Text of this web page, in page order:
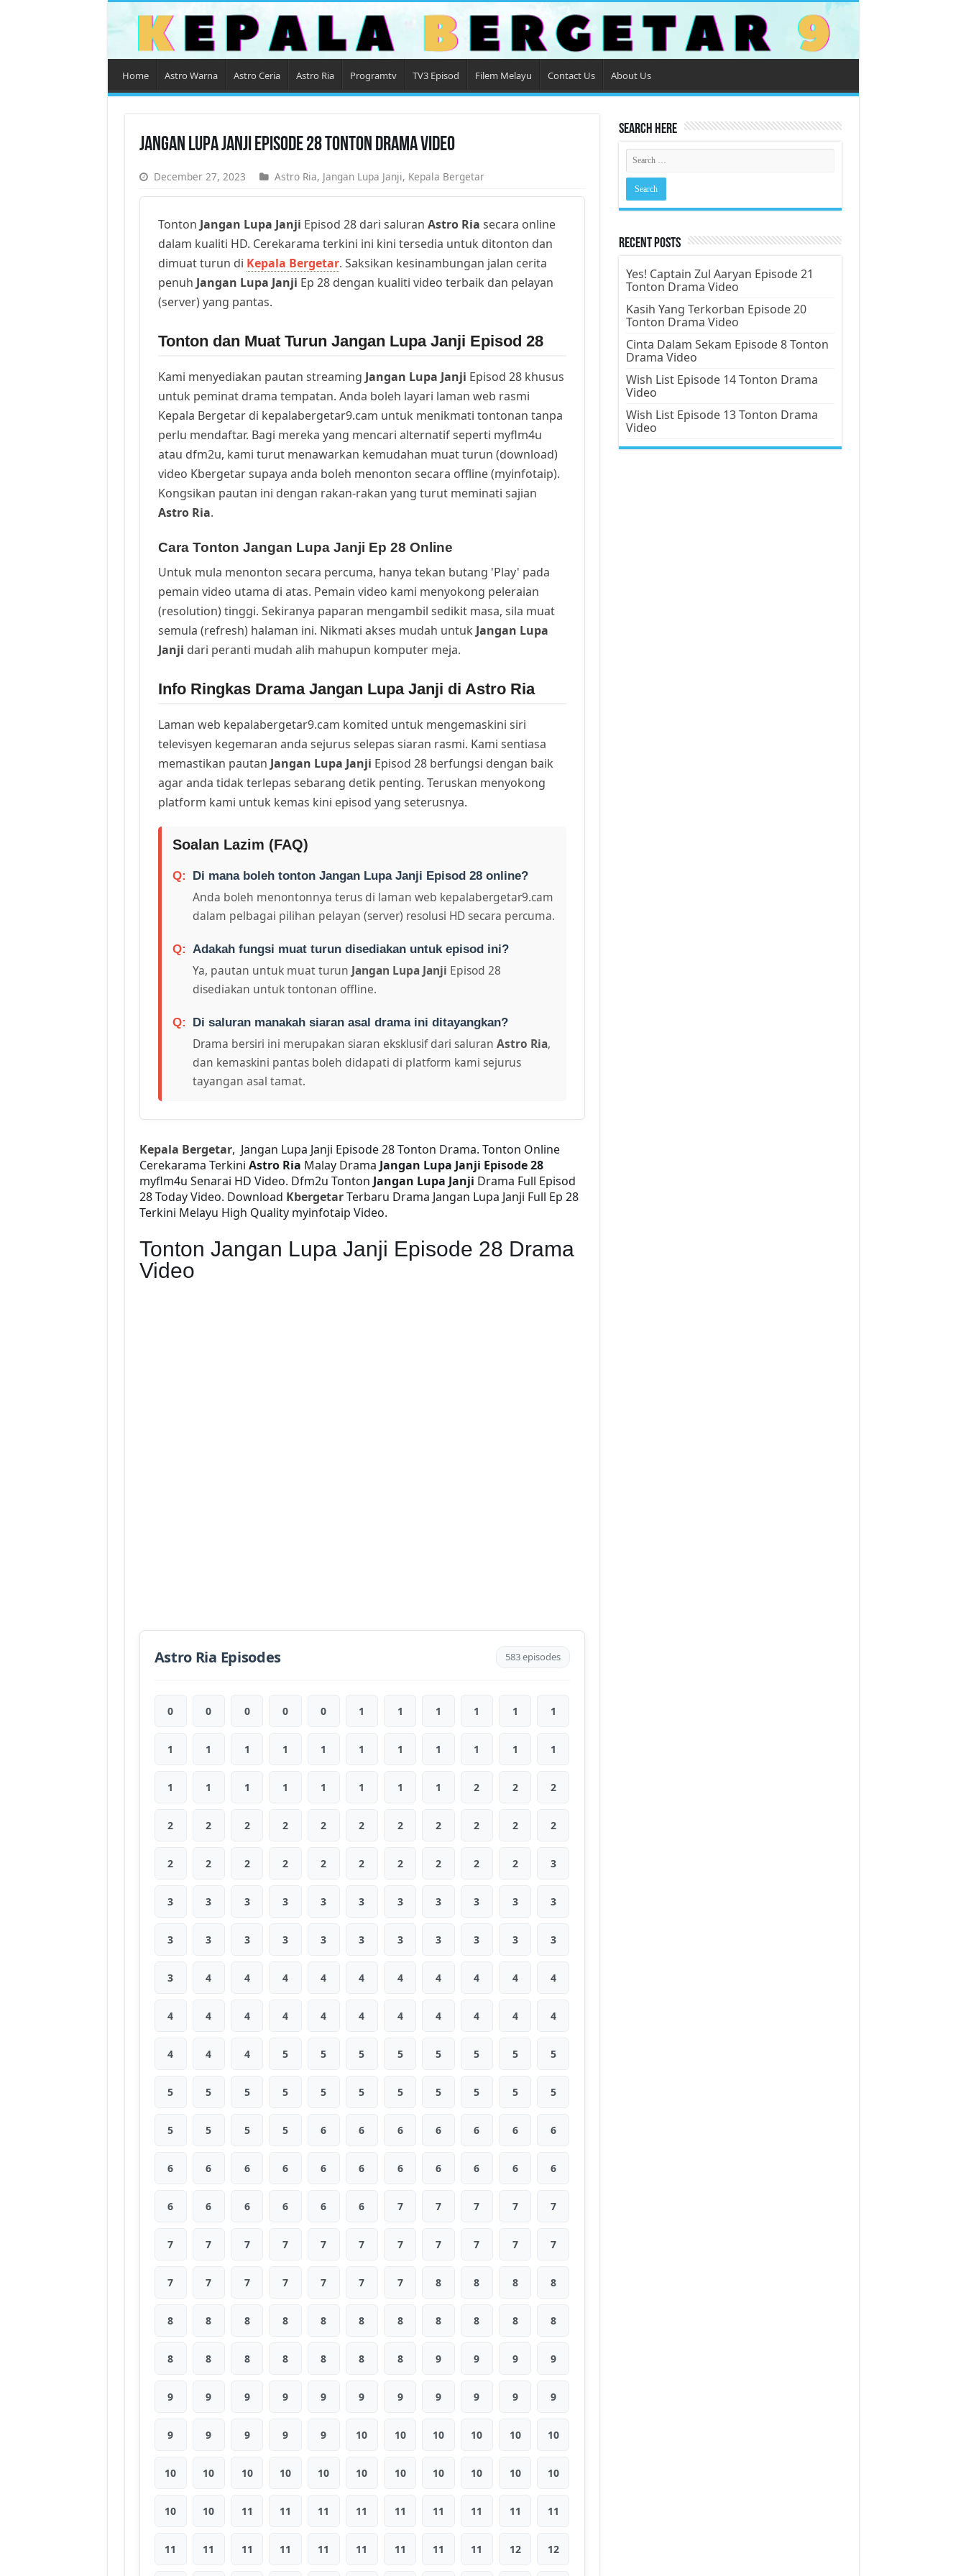
Home Astro Warna Astro Ceria Astro Ria Programtv TV3 Episod Filem Melayu Contact Us About Us
Jangan Lupa Janji Episode 28 Tonton Drama Video
December 27, 2023 Astro Ria, Jangan Lupa Janji, Kepala Bergetar
Tonton Jangan Lupa Janji Episod 28 dari saluran Astro Ria secara online
dalam kualiti HD. Cerekarama terkini ini kini tersedia untuk ditonton dan
dimuat turun di Kepala Bergetar. Saksikan kesinambungan jalan cerita
penuh Jangan Lupa Janji Ep 28 dengan kualiti video terbaik dan pelayan
(server) yang pantas.
Tonton dan Muat Turun Jangan Lupa Janji Episod 28
Kami menyediakan pautan streaming Jangan Lupa Janji Episod 28 khusus
untuk peminat drama tempatan. Anda boleh layari laman web rasmi
Kepala Bergetar di kepalabergetar9.cam untuk menikmati tontonan tanpa
perlu mendaftar. Bagi mereka yang mencari alternatif seperti myflm4u
atau dfm2u, kami turut menawarkan kemudahan muat turun (download)
video Kbergetar supaya anda boleh menonton secara offline (myinfotaip).
Kongsikan pautan ini dengan rakan-rakan yang turut meminati sajian
Astro Ria.
Cara Tonton Jangan Lupa Janji Ep 28 Online
Untuk mula menonton secara percuma, hanya tekan butang 'Play' pada
pemain video utama di atas. Pemain video kami menyokong peleraian
(resolution) tinggi. Sekiranya paparan mengambil sedikit masa, sila muat
semula (refresh) halaman ini. Nikmati akses mudah untuk Jangan Lupa
Janji dari peranti mudah alih mahupun komputer meja.
Info Ringkas Drama Jangan Lupa Janji di Astro Ria
Laman web kepalabergetar9.cam komited untuk mengemaskini siri
televisyen kegemaran anda sejurus selepas siaran rasmi. Kami sentiasa
memastikan pautan Jangan Lupa Janji Episod 28 berfungsi dengan baik
agar anda tidak terlepas sebarang detik penting. Teruskan menyokong
platform kami untuk kemas kini episod yang seterusnya.
Soalan Lazim (FAQ)
Di mana boleh tonton Jangan Lupa Janji Episod 28 online?
Anda boleh menontonnya terus di laman web kepalabergetar9.cam
dalam pelbagai pilihan pelayan (server) resolusi HD secara percuma.
Adakah fungsi muat turun disediakan untuk episod ini?
Ya, pautan untuk muat turun Jangan Lupa Janji Episod 28
disediakan untuk tontonan offline.
Di saluran manakah siaran asal drama ini ditayangkan?
Drama bersiri ini merupakan siaran eksklusif dari saluran Astro Ria,
dan kemaskini pantas boleh didapati di platform kami sejurus
tayangan asal tamat.
Kepala Bergetar, Jangan Lupa Janji Episode 28 Tonton Drama. Tonton Online
Cerekarama Terkini Astro Ria Malay Drama Jangan Lupa Janji Episode 28
myflm4u Senarai HD Video. Dfm2u Tonton Jangan Lupa Janji Drama Full Episod
28 Today Video. Download KbergetarTerbaru Drama Jangan Lupa Janji Full Ep 28
Terkini Melayu High Quality myinfotaip Video.
Tonton Jangan Lupa Janji Episode 28 Drama
Video
Astro Ria Episodes 583 episodes
0 0 0 0 0 1 1 1 1 1 1
1 1 1 1 1 1 1 1 1 1 1
1 1 1 1 1 1 1 1 2 2 2
2 2 2 2 2 2 2 2 2 2 2
2 2 2 2 2 2 2 2 2 2 3
3 3 3 3 3 3 3 3 3 3 3
3 3 3 3 3 3 3 3 3 3 3
3 4 4 4 4 4 4 4 4 4 4
4 4 4 4 4 4 4 4 4 4 4
4 4 4 5 5 5 5 5 5 5 5
5 5 5 5 5 5 5 5 5 5 5
5 5 5 5 6 6 6 6 6 6 6
6 6 6 6 6 6 6 6 6 6 6
6 6 6 6 6 6 7 7 7 7 7
7 7 7 7 7 7 7 7 7 7 7
7 7 7 7 7 7 7 8 8 8 8
8 8 8 8 8 8 8 8 8 8 8
8 8 8 8 8 8 8 9 9 9 9
9 9 9 9 9 9 9 9 9 9 9
9 9 9 9 9 10 10 10 10 10 10
10 10 10 10 10 10 10 10 10 10 10
10 10 11 11 11 11 11 11 11 11 11
11 11 11 11 11 11 11 11 11 12 12
Search Here
Recent Posts
Yes! Captain Zul Aaryan Episode 21
Tonton Drama Video
Kasih Yang Terkorban Episode 20
Tonton Drama Video
Cinta Dalam Sekam Episode 8 Tonton
Drama Video
Wish List Episode 14 Tonton Drama
Video
Wish List Episode 13 Tonton Drama
Video